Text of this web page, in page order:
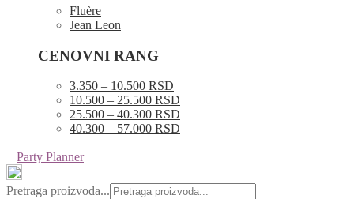
Fluère
Jean Leon
CENOVNI RANG
3.350 – 10.500 RSD
10.500 – 25.500 RSD
25.500 – 40.300 RSD
40.300 – 57.000 RSD
Party Planner
Pretraga proizvoda...